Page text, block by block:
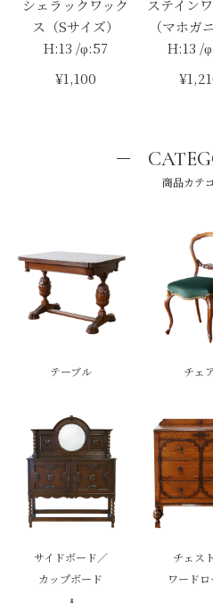
シェラックワック
ス（Sサイズ）
H:13 /φ:57
¥1,100
ステイン
（マホガ
H:13 /
商品カテ
テーブル チェ
サイドボード／
カップボード
チェス
ワードロ